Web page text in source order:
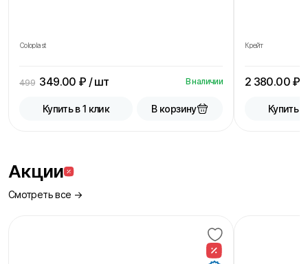
Coloplast
499 349.00 ₽ / шт В наличии
Купить в 1 клик В корзину
Крейт
2 380.00₽ /
Купить в
Акции
Смотреть все →